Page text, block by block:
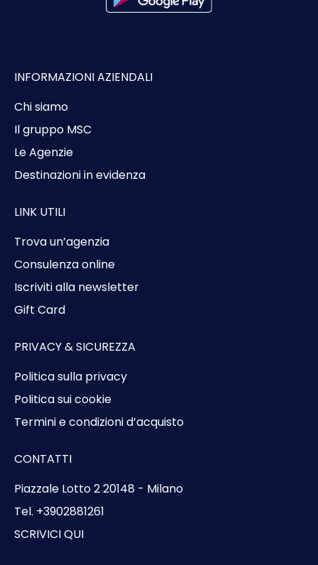
INFORMAZIONI AZIENDALI
Chi siamo
Il gruppo MSC
Le Agenzie
Destinazioni in evidenza
LINK UTILI
Trova un’agenzia
Consulenza online
Iscriviti alla newsletter
Gift Card
PRIVACY & SICUREZZA
Politica sulla privacy
Politica sui cookie
Termini e condizioni d’acquisto
CONTATTI
Piazzale Lotto 2 20148 - Milano
Tel. +3902881261
SCRIVICI QUI